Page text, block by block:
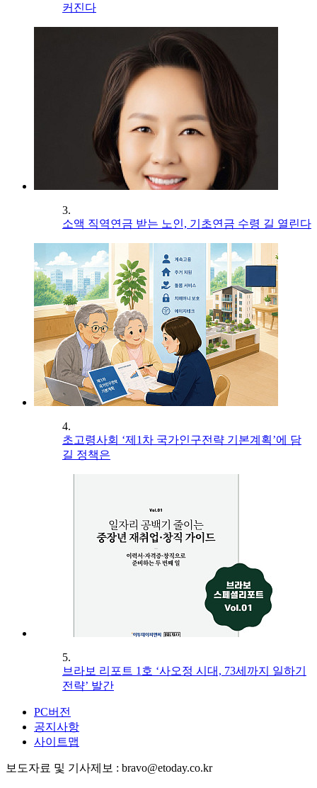
커진다
3.
소액 직역연금 받는 노인, 기초연금 수령 길 열린다
4.
초고령사회 ‘제1차 국가인구전략 기본계획’에 담
길 정책은
5.
브라보 리포트 1호 ‘사오정 시대, 73세까지 일하기
전략’ 발간
PC버전
공지사항
사이트맵
보도자료 및 기사제보 : bravo@etoday.co.kr